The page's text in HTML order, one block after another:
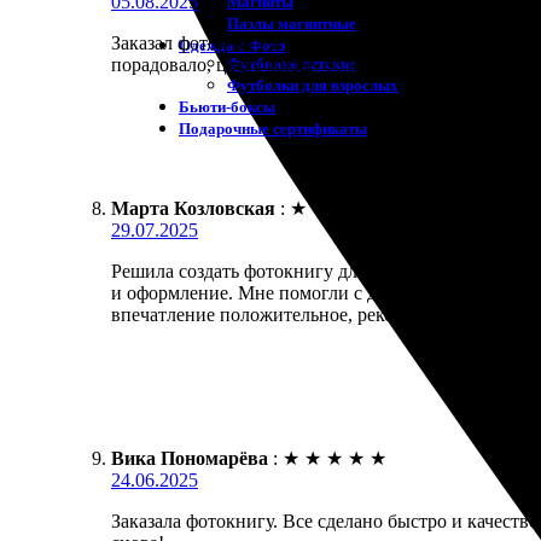
Пазлы магнитные
Одежда с Фото
Футболки детские
Футболки для взрослых
Бьюти-боксы
Подарочные сертификаты
Заказал фотокнигу в Хабаровске, думал, будет
порадовало, цвета яркие, обложка крепкая. Очень
Марта Козловская : ★ ★
29.07.2025
Решила создать фотокнигу для воспоминаний,
и оформление. Мне помогли с дизайном, оценка
впечатление положительное, рекомендую
Вика Пономарёва : ★ ★ ★ ★ ★
24.06.2025
Заказала фотокнигу. Все сделано быстро и